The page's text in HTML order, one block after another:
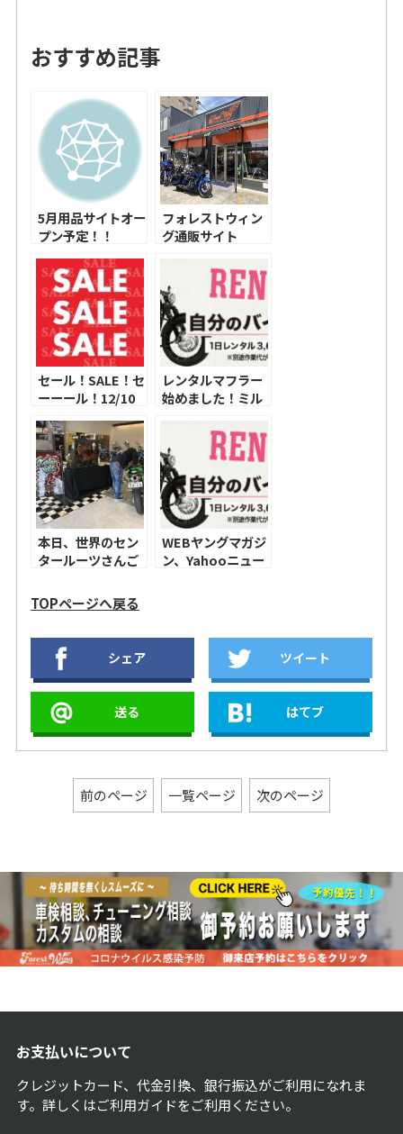
おすすめ記事
5月用品サイトオー
プン予定！！
フォレストウィン
グ通販サイト
セール！SALE！セ
ーーール！12/10
お休み
レンタルマフラー
始めました！ミル
ング、ソフテイ
ル！
本日、世界のセン
タールーツさんご
WEBヤングマガジ
ン、Yahooニュー
TOPページへ戻る
シェア ツイート
送る はてブ
前のページ 一覧ページ 次のページ
お支払いについて
クレジットカード、代金引換、銀行振込がご利用になれま
す。詳しくはご利用ガイドをご利用ください。